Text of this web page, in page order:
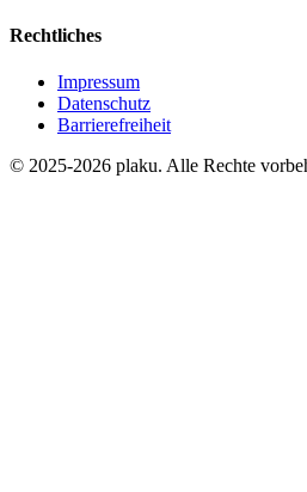
Rechtliches
Impressum
Datenschutz
Barrierefreiheit
© 2025-2026 plaku. Alle Rechte